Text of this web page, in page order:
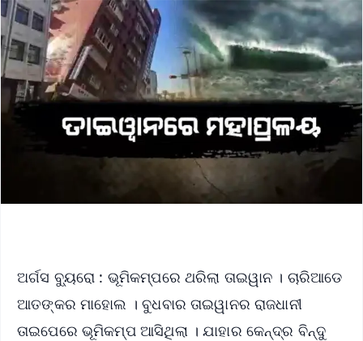
Argus Chalo Dekhein Apna Desh
ଅର୍ଗସ ବ୍ୟୁରୋ : ଭୂମିକମ୍ପରେ ଥରିଲା ତାଇୱାନ । ଚାରିଆଡେ
ଆତଙ୍କର ମାହୋଲ । ବୁଧବାର ତାଇୱାନର ରାଜଧାନୀ
ତାଇପେରେ ଭୂମିକମ୍ପ ଆସିଥିଲା । ଯାହାର କେନ୍ଦ୍ର ବିନ୍ଦୁ